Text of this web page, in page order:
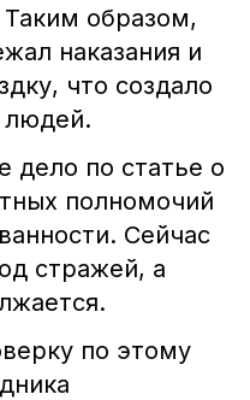
образом,
наказания и
что создало
людей.
дело по статье о
полномочий
Сейчас
стражей, а
по этому